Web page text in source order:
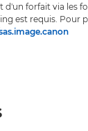
d'un forfait via les
est requis. Pour